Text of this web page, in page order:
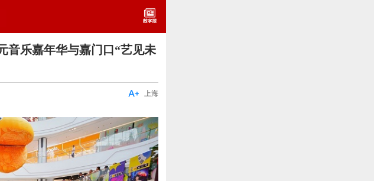
音乐嘉年华与嘉门口“艺见未
上海
